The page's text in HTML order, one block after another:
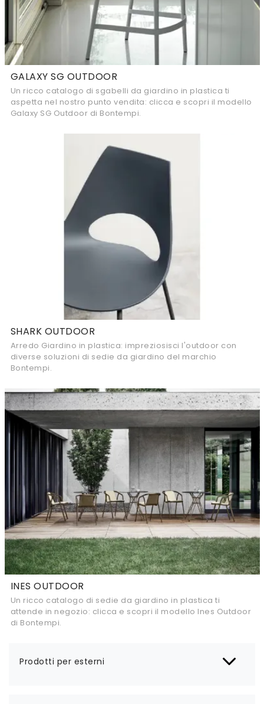
Prodotti per esterni
GALAXY SG OUTDOOR
Un ricco catalogo di sgabelli da giardino in plastica ti
aspetta nel nostro punto vendita: clicca e scopri il modello
Galaxy SG Outdoor di Bontempi.
SHARK OUTDOOR
Arredo Giardino in plastica: impreziosisci l'outdoor con
diverse soluzioni di sedie da giardino del marchio
Bontempi.
INES OUTDOOR
Un ricco catalogo di sedie da giardino in plastica ti
attende in negozio: clicca e scopri il modello Ines Outdoor
di Bontempi.